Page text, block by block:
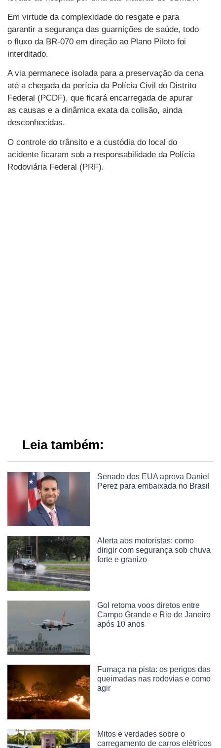
Em virtude da complexidade do resgate e para
garantir a segurança das guarnições de saúde, todo
o fluxo da BR-070 em direção ao Plano Piloto foi
interditado.
A via permanece isolada para a preservação da cena
até a chegada da perícia da Polícia Civil do Distrito
Federal (PCDF), que ficará encarregada de apurar
as causas e a dinâmica exata da colisão, ainda
desconhecidas.
O controle do trânsito e a custódia do local do
acidente ficaram sob a responsabilidade da Polícia
Rodoviária Federal (PRF).
Leia também:
Senado dos EUA aprova Daniel
Perez para embaixada no Brasil
Alerta aos motoristas: como
dirigir com segurança sob chuva
forte e granizo
Gol retoma voos diretos entre
Campo Grande e Rio de Janeiro
após 10 anos
Fumaça na pista: os perigos das
queimadas nas rodovias e como
agir
Mitos e verdades sobre o
carregamento de carros elétricos